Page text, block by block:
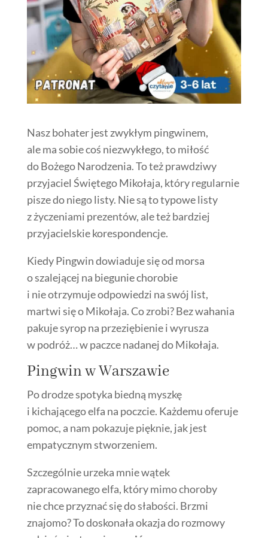
Nasz bohater jest zwykłym pingwinem,
ale ma sobie coś niezwykłego, to miłość
do Bożego Narodzenia. To też prawdziwy
przyjaciel Świętego Mikołaja, który regularnie
pisze do niego listy. Nie są to typowe listy
z życzeniami prezentów, ale też bardziej
przyjacielskie korespondencje.
Kiedy Pingwin dowiaduje się od morsa
o szalejącej na biegunie chorobie
i nie otrzymuje odpowiedzi na swój list,
martwi się o Mikołaja. Co zrobi? Bez wahania
pakuje syrop na przeziębienie i wyrusza
w podróż… w paczce nadanej do Mikołaja.
Pingwin w Warszawie
Po drodze spotyka biedną myszkę
i kichającego elfa na poczcie. Każdemu oferuje
pomoc, a nam pokazuje pięknie, jak jest
empatycznym stworzeniem.
Szczególnie urzeka mnie wątek
zapracowanego elfa, który mimo choroby
nie chce przyznać się do słabości. Brzmi
znajomo? To doskonała okazja do rozmowy